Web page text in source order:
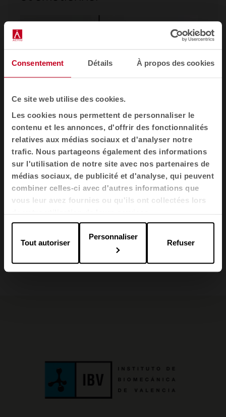
Consentement Détails À propos des cookies
Ce site web utilise des cookies.
Les cookies nous permettent de personnaliser le
contenu et les annonces, d'offrir des fonctionnalités
relatives aux médias sociaux et d'analyser notre
trafic. Nous partageons également des informations
sur l'utilisation de notre site avec nos partenaires de
médias sociaux, de publicité et d'analyse, qui peuvent
combiner celles-ci avec d'autres informations que
vous leur avez fournies ou qu'ils ont collectées lors
de votre utilisation de leurs services.
Tout autoriser
Personnaliser
Refuser
1 2 3 4 5 6